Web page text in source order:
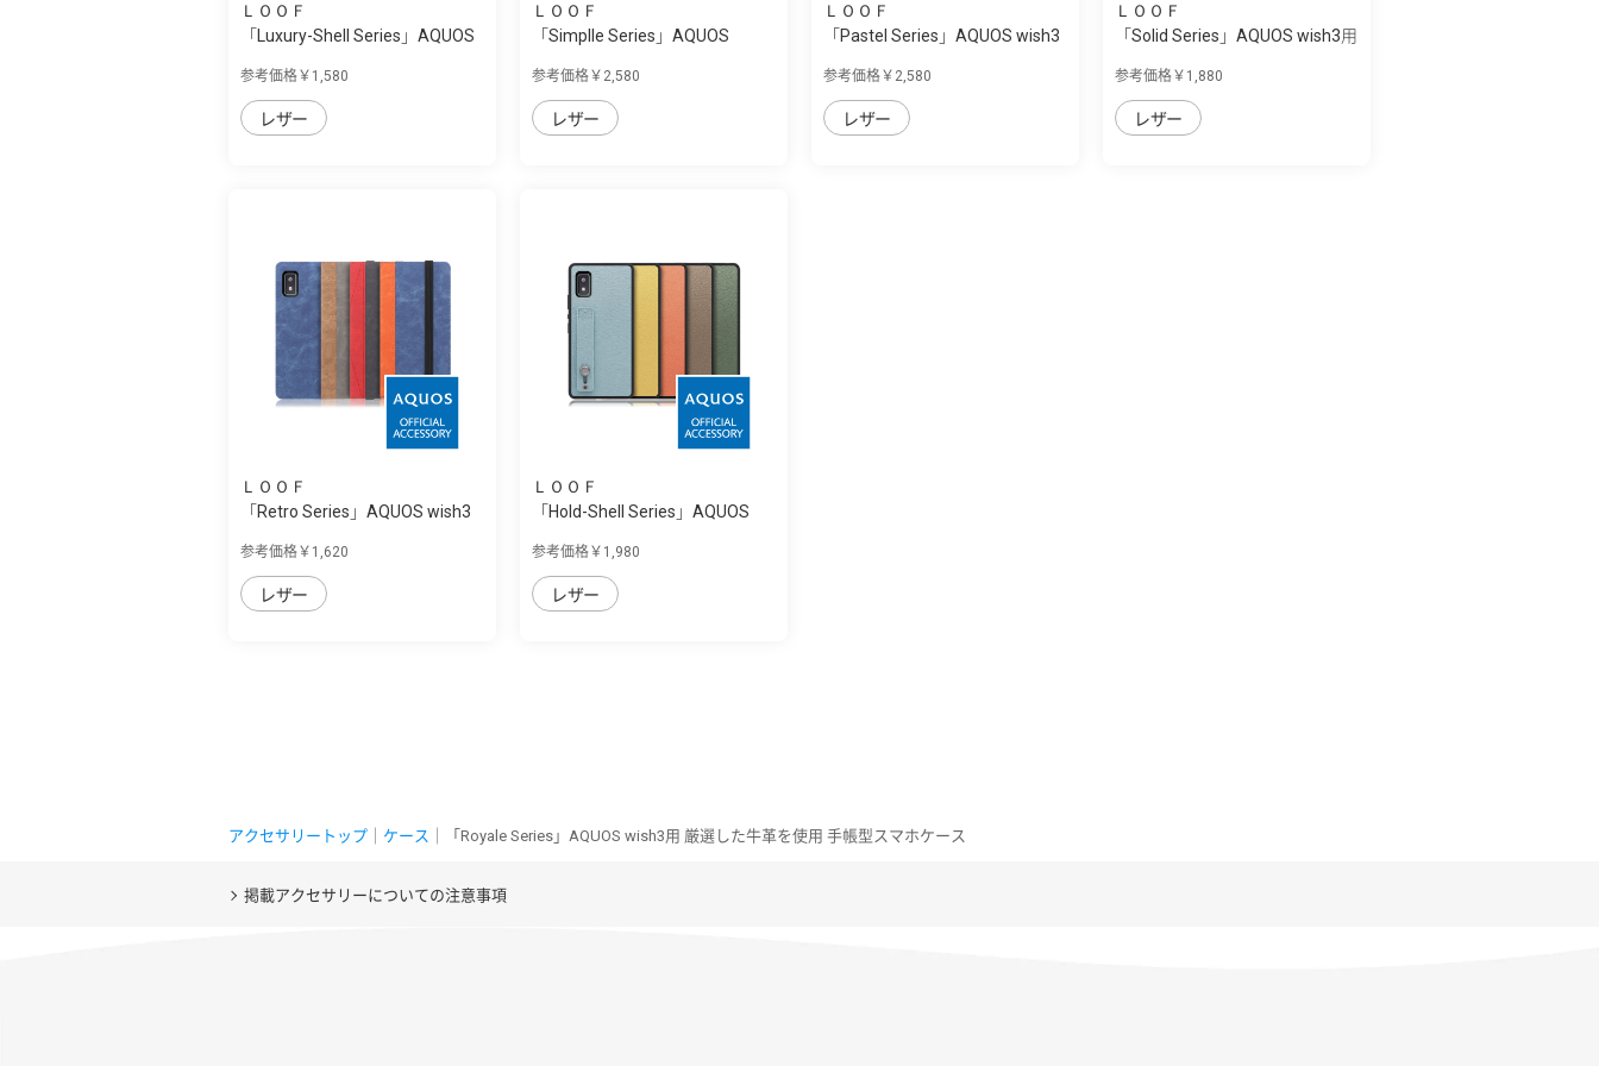
ＬＯＯＦ
「Luxury-Shell Series」AQUOS
参考価格￥1,580
レザー
ＬＯＯＦ
「Simplle Series」AQUOS
参考価格￥2,580
レザー
ＬＯＯＦ
「Pastel Series」AQUOS wish3
参考価格￥2,580
レザー
ＬＯＯＦ
「Solid Series」AQUOS wish3用
参考価格￥1,880
レザー
ＬＯＯＦ
「Retro Series」AQUOS wish3
参考価格￥1,620
レザー
ＬＯＯＦ
「Hold-Shell Series」AQUOS
参考価格￥1,980
レザー
アクセサリートップ ケース ｜「Royale Series」AQUOS wish3用 厳選した牛革を使用 手帳型スマホケース
掲載アクセサリーについての注意事項